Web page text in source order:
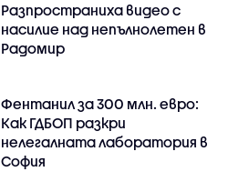
Разпространиха видео с
насилие над непълнолетен в
Радомир
Фентанил за 300 млн. евро:
Как ГДБОП разкри
нелегалната лаборатория в
София